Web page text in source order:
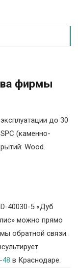
фирмы
до 30
(каменно-
Wood.
40030-5 «Дуб
можно прямо
обратной связи.
48 в Краснодаре.